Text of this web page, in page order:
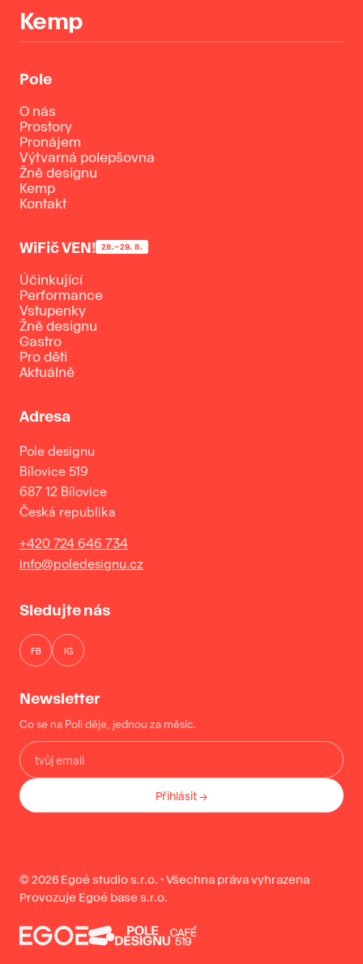
Kemp
Pole
O nás
Prostory
Pronájem
Výtvarná polepšovna
Žně designu
Kemp
Kontakt
WiFič VEN! 28.–29. 8.
Účinkující
Performance
Vstupenky
Žně designu
Gastro
Pro děti
Aktuálně
Adresa
Pole designu
Bílovice 519
687 12 Bílovice
Česká republika
+420 724 646 734
info@poledesignu.cz
Sledujte nás
FB IG
Newsletter
Co se na Poli děje, jednou za měsíc.
Přihlásit →
© 2026 Egoé studio s.r.o. · Všechna práva vyhrazena
Provozuje Egoé base s.r.o.